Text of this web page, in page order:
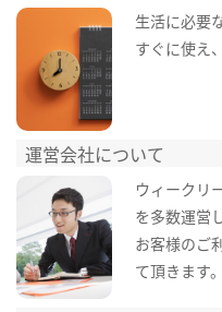
生活に必要
すぐに使え
運営会社について
ウィークリ
を多数運営
お客様のご
て頂きます。